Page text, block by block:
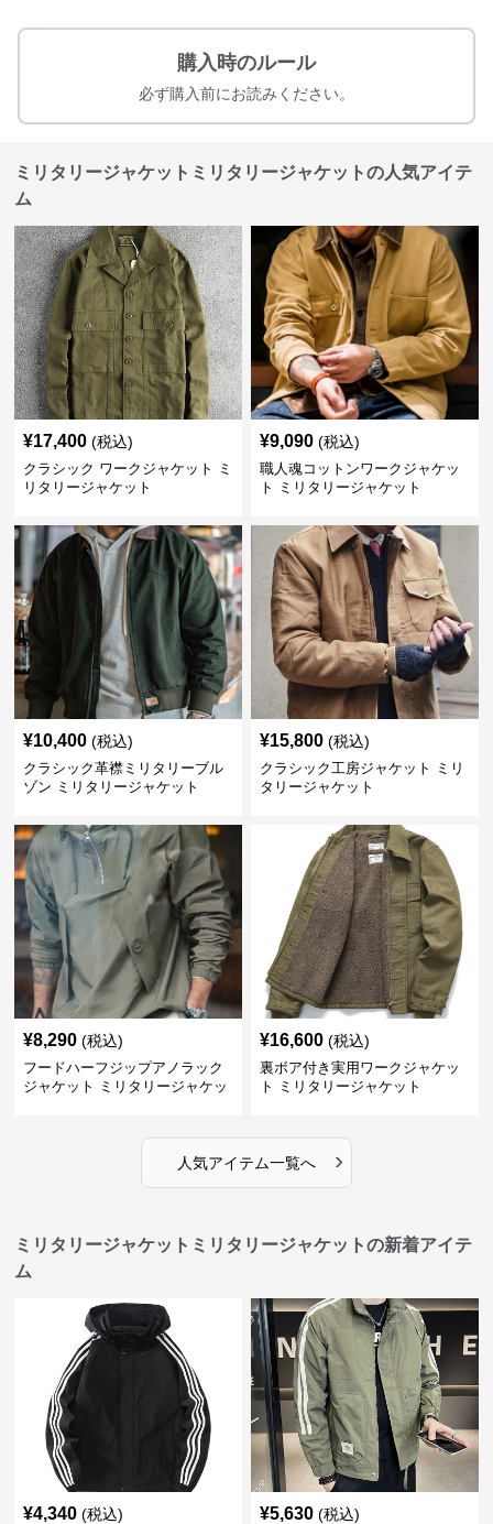
購入時のルール
必ず購入前にお読みください。
ミリタリージャケットミリタリージャケットの人気アイテ
ム
¥17,400 (税込)
クラシック ワークジャケット ミ
リタリージャケット
¥9,090 (税込)
職人魂コットンワークジャケッ
ト ミリタリージャケット
¥10,400 (税込)
クラシック革襟ミリタリーブル
ゾン ミリタリージャケット
¥15,800 (税込)
クラシック工房ジャケット ミリ
タリージャケット
¥8,290 (税込)
フードハーフジップアノラック
ジャケット ミリタリージャケッ
¥16,600 (税込)
裏ボア付き実用ワークジャケッ
ト ミリタリージャケット
人気アイテム一覧へ ›
ミリタリージャケットミリタリージャケットの新着アイテ
ム
¥4,340 (税込) ¥5,630 (税込)